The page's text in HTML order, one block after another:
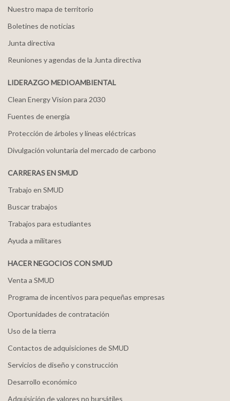
Nuestro mapa de territorio
Boletines de noticias
Junta directiva
Reuniones y agendas de la Junta directiva
LIDERAZGO MEDIOAMBIENTAL
Clean Energy Vision para 2030
Fuentes de energía
Protección de árboles y líneas eléctricas
Divulgación voluntaria del mercado de carbono
CARRERAS EN SMUD
Trabajo en SMUD
Buscar trabajos
Trabajos para estudiantes
Ayuda a militares
HACER NEGOCIOS CON SMUD
Venta a SMUD
Programa de incentivos para pequeñas empresas
Oportunidades de contratación
Uso de la tierra
Contactos de adquisiciones de SMUD
Servicios de diseño y construcción
Desarrollo económico
Adquisición de valores no bursátiles